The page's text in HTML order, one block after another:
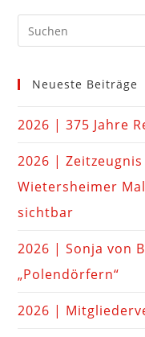
Neueste Beiträge
2026 | 375 Jahre
2026 |
Wietersheimer
sichtbar
2026 | Sonja von
„Polendörfern“
2026 |